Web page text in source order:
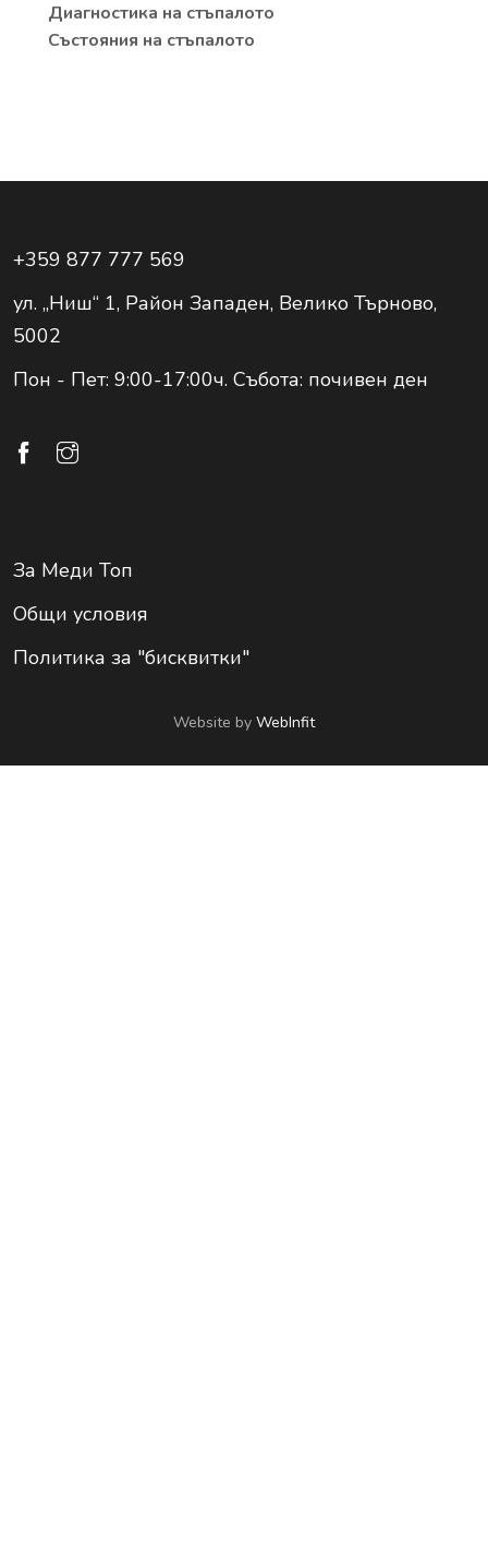
Диагностика на стъпалото
Състояния на стъпалото
+359 877 777 569
ул. „Ниш“ 1, Район Западен, Велико Търново,
5002
Пон - Пет: 9:00-17:00ч. Събота: почивен ден
За Меди Топ
Общи условия
Политика за "бисквитки"
Website by WebInfit